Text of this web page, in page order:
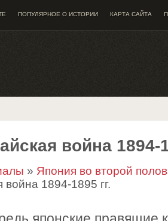
ПОПУЛЯРНОЕ О ИСТОРИИ КАРТА САЙТА
война 1894-
» Япония во второй
война 1894-1895 гг.